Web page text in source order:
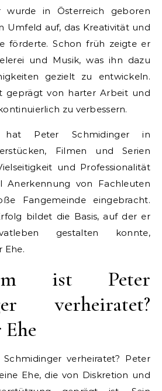
wurde in Österreich geboren
Umfeld auf, das Kreativität und
förderte. Schon früh zeigte er
und Musik, was ihn dazu
gezielt zu entwickeln.
geprägt von harter Arbeit und
zu verbessern.
hat Peter Schmidinger in
Filmen und Serien
und Professionalität
Anerkennung von Fachleuten
Fangemeinde eingebracht.
bildet die Basis, auf der er
gestalten konnte,
Ehe.
ist Peter
verheiratet?
verheiratet? Peter
Ehe, die von Diskretion und